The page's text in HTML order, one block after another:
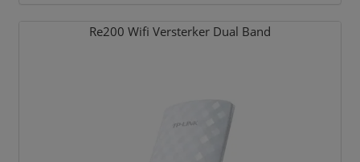
Re200 Wifi Versterker Dual Band